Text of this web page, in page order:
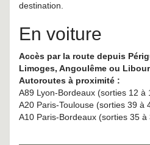
destination.
En voiture
Accès par la route depuis
Limoges, Angoulême ou
Autoroutes à proximité :
A89 Lyon-Bordeaux (sorties 12 à
A20 Paris-Toulouse (sorties 39 à
A10 Paris-Bordeaux (sorties 35 à